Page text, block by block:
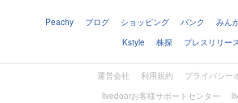
Peachy ブログ ショッピング バンク みん
Kstyle
株探 プレスリリー
運営会社 利用規約
プライバシー
livedoorお客様サポートセンター